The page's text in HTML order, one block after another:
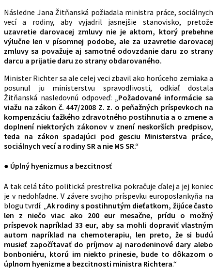
Následne Jana Žitňanská požiadala ministra práce, sociálnych
vecí a rodiny, aby vyjadril jasnejšie stanovisko, pretože
uzavretie darovacej zmluvy nie je aktom, ktorý prebehne
výlučne len v písomnej podobe, ale za uzavretie darovacej
zmluvy sa považuje aj samotné odovzdanie daru zo strany
darcu a prijatie daru zo strany obdarovaného.
Minister Richter sa ale celej veci zbavil ako horúceho zemiaka a
posunul ju ministerstvu spravodlivosti, odkiaľ dostala
Žitňanská nasledovnú odpoveď: „Požadované informácie sa
viažu na zákon č. 447/2008 Z. z. o peňažných príspevkoch na
kompenzáciu ťažkého zdravotného postihnutia a o zmene a
doplnení niektorých zákonov v znení neskorších predpisov,
teda na zákon spadajúci pod gesciu Ministerstva práce,
sociálnych vecí a rodiny SR a nie MS SR.“
● Úplný hyenizmus a bezcitnosť
A tak celá táto politická prestrelka pokračuje ďalej a jej koniec
je v nedohľadne. V závere svojho príspevku europoslankyňa na
blogu tvrdí: „ Ak rodiny s postihnutým dieťatkom, žijúce často
len z niečo viac ako 200 eur mesačne, prídu o možný
príspevok napríklad 33 eur, aby sa mohli dopraviť vlastným
autom napríklad na chemoterapiu, len preto, že si budú
musieť započítavať do príjmov aj narodeninové dary alebo
bonboniéru, ktorú im niekto prinesie, bude to dôkazom o
úplnom hyenizme a bezcitnosti ministra Richtera.“